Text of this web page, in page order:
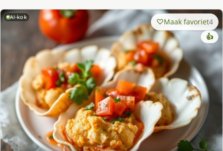
AI-kok Maak favoriet4
👍